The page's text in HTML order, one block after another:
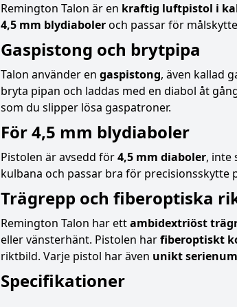
Remington Talon är en kraftig luftpistol i
4,5 mm blydiaboleroch passar för
Gaspistong och brytpipa
Talon använder en gaspistong, även kallad
bryta pipan och laddas med en diabol åt
som du slipper lösa gaspatroner.
För 4,5 mm blydiaboler
Pistolen är avsedd för4,5 mm diaboler, inte
kulbana och passar bra för
Trägrepp och fiberoptiska
Remington Talon har ettambidextriöst
eller vänsterhänt. Pistolen harfiberoptiskt
riktbild. Varje pistol har även unikt
Specifikationer